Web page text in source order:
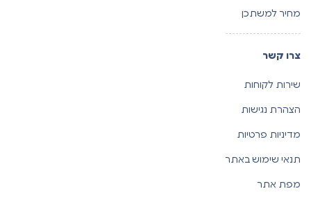
מחיר למשתכן
צרו קשר
שירות לקוחות
הצהרת נגישות
מדיניות פרטיות
תנאי שימוש באתר
מפת אתר